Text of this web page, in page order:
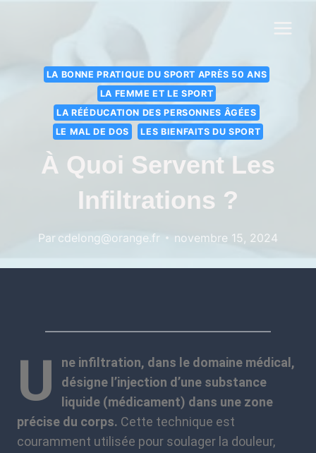
LA BONNE PRATIQUE DU SPORT APRÈS 50 ANS
LA FEMME ET LE SPORT
LA RÉÉDUCATION DES PERSONNES ÂGÉES
LE MAL DE DOS
LES BIENFAITS DU SPORT
À Quoi Servent Les
Infiltrations ?
Par cdelong@orange.fr novembre 15, 2024
U
ne infiltration, dans le domaine médical,
désigne l’injection d’une substance
liquide (médicament) dans une zone
précise du corps. Cette technique est
couramment utilisée pour soulager la douleur,